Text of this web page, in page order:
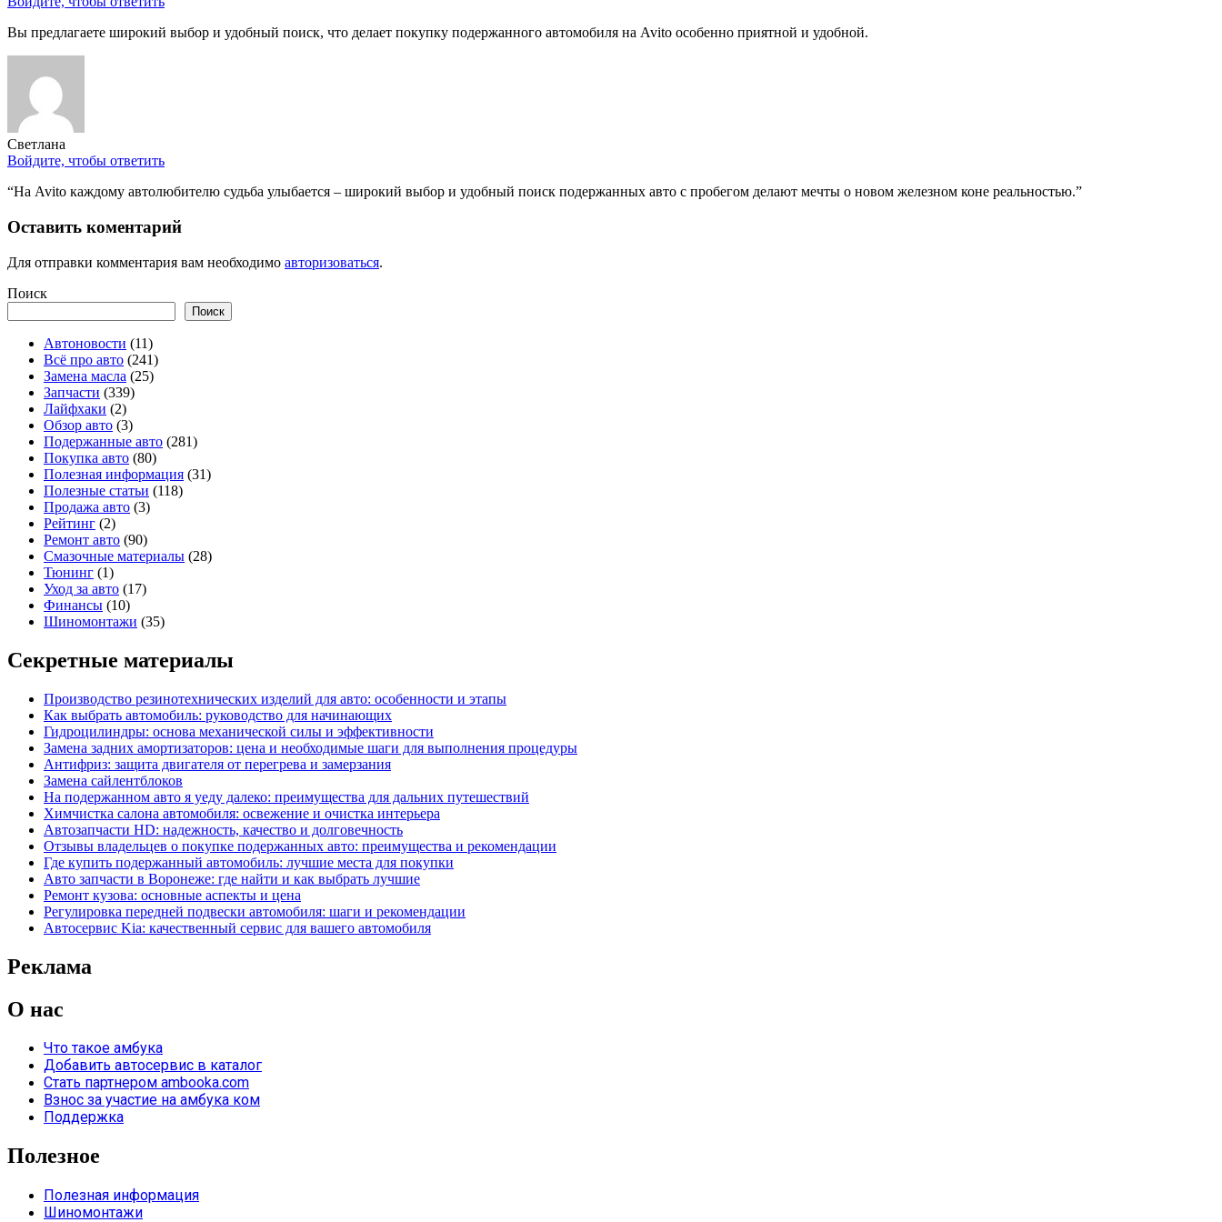
Вы предлагаете широкий выбор и удобный поиск, что делает покупку подержанного автомобиля на Avito особенно приятной и удобной.
Светлана
Войдите, чтобы ответить
“На Avito каждому автолюбителю судьба улыбается – широкий выбор и удобный поиск подержанных авто с пробегом делают мечты о новом железном коне реальностью.”
Оставить коментарий
Для отправки комментария вам необходимо авторизоваться.
Поиск
Поиск
Автоновости (11)
Всё про авто (241)
Замена масла (25)
Запчасти (339)
Лайфхаки (2)
Обзор авто (3)
Подержанные авто (281)
Покупка авто (80)
Полезная информация (31)
Полезные статьи (118)
Продажа авто (3)
Рейтинг (2)
Ремонт авто (90)
Смазочные материалы (28)
Тюнинг (1)
Уход за авто (17)
Финансы (10)
Шиномонтажи (35)
Секретные материалы
Производство резинотехнических изделий для авто: особенности и этапы
Как выбрать автомобиль: руководство для начинающих
Гидроцилиндры: основа механической силы и эффективности
Замена задних амортизаторов: цена и необходимые шаги для выполнения процедуры
Антифриз: защита двигателя от перегрева и замерзания
Замена сайлентблоков
На подержанном авто я уеду далеко: преимущества для дальних путешествий
Химчистка салона автомобиля: освежение и очистка интерьера
Автозапчасти HD: надежность, качество и долговечность
Отзывы владельцев о покупке подержанных авто: преимущества и рекомендации
Где купить подержанный автомобиль: лучшие места для покупки
Авто запчасти в Воронеже: где найти и как выбрать лучшие
Ремонт кузова: основные аспекты и цена
Регулировка передней подвески автомобиля: шаги и рекомендации
Автосервис Kia: качественный сервис для вашего автомобиля
Реклама
О нас
Что такое амбука
Добавить автосервис в каталог
Стать партнером ambooka.com
Взнос за участие на амбука ком
Поддержка
Полезное
Полезная информация
Шиномонтажи